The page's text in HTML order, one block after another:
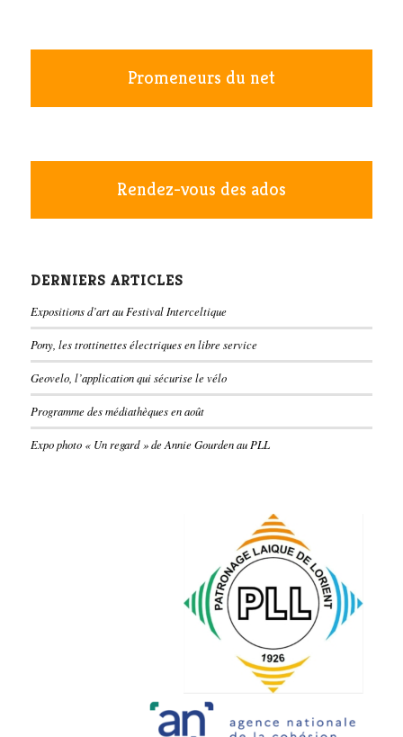
Promeneurs du net
Rendez-vous des ados
DERNIERS ARTICLES
Expositions d’art au Festival Interceltique
Pony, les trottinettes électriques en libre service
Geovelo, l’application qui sécurise le vélo
Programme des médiathèques en août
Expo photo « Un regard » de Annie Gourden au PLL